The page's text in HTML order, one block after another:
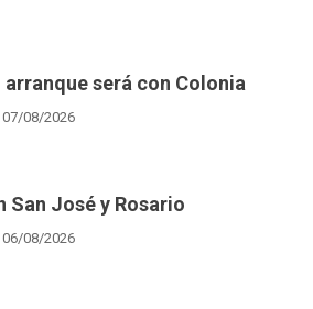
arranque será con Colonia
07/08/2026
San José y Rosario
06/08/2026